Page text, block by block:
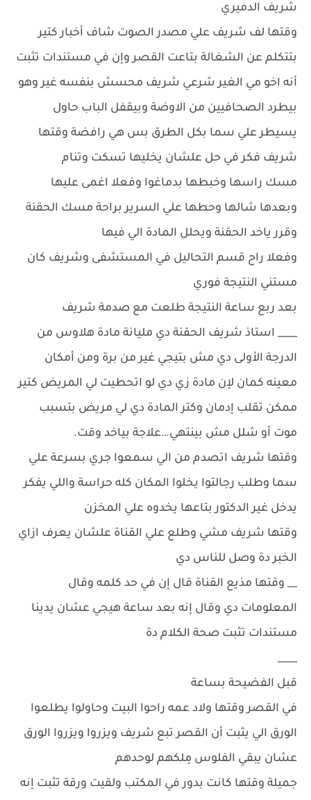
شريف الدميري
وقتها لف شريف علي مصدر الصوت شاف أخبار كتير
بتتكلم عن الشغالة بتاعت القصر وإن في مستندات تثبت
أنه اخو مي الغير شرعي شريف محسش بنفسه غير وهو
بيطرد الصحافيين من الاوضة وبيقفل الباب حاول
يسيطر علي سما بكل الطرق بس هي رافضة وقتها
شريف فكر في حل علشان يخليها تسكت وتنام
مسك راسها وخبطها بدماغوا وفعلا اغمى عليها
وبعدها شالها وحطها علي السرير براحة مسك الحقنة
وقرر ياخد الحقنة ويحلل المادة الي فيها
وفعلا راح قسم التحاليل في المستشفى وشريف كان
مستني النتيجة فوري
بعد ربع ساعة النتيجة طلعت مع صدمة شريف
____ استاذ شريف الحقنة دي مليانة مادة هلاوس من
الدرجة الأولى دي مش بتيجي غير من برة ومن أمكان
معينه كمان لإن مادة زي دي لو اتحطيت لي المريض كتير
ممكن تقلب إدمان وكتر المادة دي لي مريض بتسبب
موت أو شلل مش بينتهي…علاجة بياخد وقت.
وقتها شريف اتصدم من الي سمعوا جري بسرعة علي
سما وطلب رجالتوا يخلوا المكان كله حراسة واللي يفكر
يدخل غير الدكتور بتاعها يخدوه علي المخزن
وقتها شريف مشي وطلع علي القناة علشان يعرف ازاي
الخبر دة وصل للناس دي
__ وقتها مذيع القناة قال إن في حد كلمه وقال
المعلومات دي وقال إنه بعد ساعة هيجي عشان يدينا
مستندات تثبت صحة الكلام دة
____
قبل الفضيحة بساعة
في القصر وقتها ولاد عمه راحوا البيت وحاولوا يطلعوا
الورق الي يثبت أن القصر تبع شريف ويزروا ويزروا الورق
عشان يبقي الفلوس مِلكهم لوحدهم
جميلة وقتها كانت بدور في المكتب ولقيت ورقة تثبت إنه